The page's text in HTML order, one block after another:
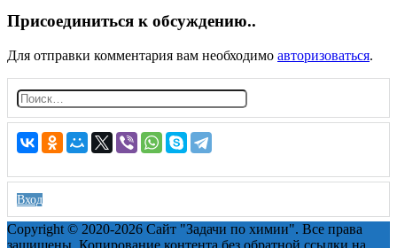
Присоединиться к обсуждению..
Для отправки комментария вам необходимо авторизоваться.
Н
а
й
т
и:
Вход
Copyright © 2020-2026 Сайт "Задачи по химии". Все права
защищены. Копирование контента без обратной ссылки на